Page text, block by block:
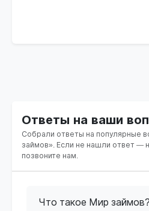
Ответы на ваши
Собрали ответы на популярные
займов». Если не нашли ответ —
позвоните нам.
Что такое Мир